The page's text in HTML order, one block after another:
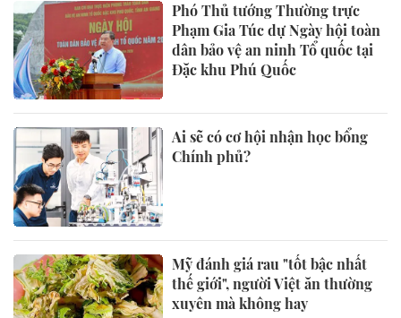
Phó Thủ tướng Thường trực
Phạm Gia Túc dự Ngày hội toàn
dân bảo vệ an ninh Tổ quốc tại
Đặc khu Phú Quốc
Ai sẽ có cơ hội nhận học bổng
Chính phủ?
Mỹ đánh giá rau "tốt bậc nhất
thế giới", người Việt ăn thường
xuyên mà không hay